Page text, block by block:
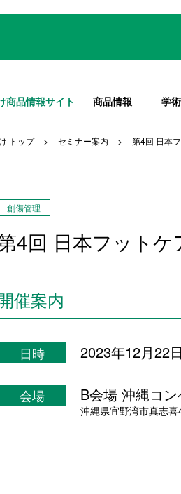
商品情報サイト 商品情報 学
トップ セミナー案内 第4回 日本
創傷管理
4回 日本フット
催案内
日時 2023年12月22
会場 B会場 沖縄コ
沖縄県宜野湾市真志喜